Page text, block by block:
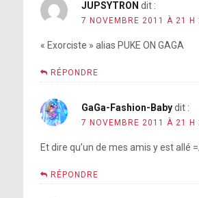
JUPSYTRON dit :
7 NOVEMBRE 2011 À 21 H
« Exorciste » alias PUKE ON GAGA
RÉPONDRE
GaGa-Fashion-Baby dit :
7 NOVEMBRE 2011 À 21 H
Et dire qu’un de mes amis y est allé
RÉPONDRE